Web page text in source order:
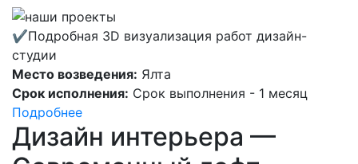
✔Подробная 3D визуализация работ дизайн-
студии
Место возведения: Ялта
Срок исполнения: Срок выполнения - 1 месяц
Подробнее
Дизайн интерьера —